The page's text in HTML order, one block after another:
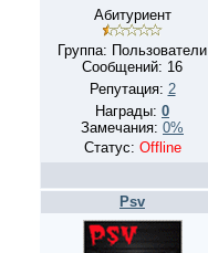
Абитуриент
Группа: Пользователи
Сообщений: 16
Репутация: 2
Награды: 0
Замечания: 0%
Статус: Offline
Psv